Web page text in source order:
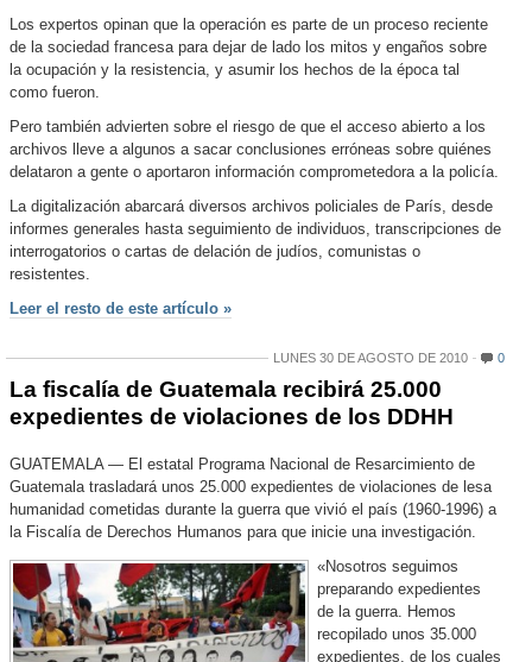
Los expertos opinan que la operación es parte de un proceso reciente
de la sociedad francesa para dejar de lado los mitos y engaños sobre
la ocupación y la resistencia, y asumir los hechos de la época tal
como fueron.
Pero también advierten sobre el riesgo de que el acceso abierto a los
archivos lleve a algunos a sacar conclusiones erróneas sobre quiénes
delataron a gente o aportaron información comprometedora a la policía.
La digitalización abarcará diversos archivos policiales de París, desde
informes generales hasta seguimiento de individuos, transcripciones de
interrogatorios o cartas de delación de judíos, comunistas o
resistentes.
Leer el resto de este artículo »
LUNES 30 DE AGOSTO DE 2010 0
La fiscalía de Guatemala recibirá 25.000
expedientes de violaciones de los DDHH
GUATEMALA — El estatal Programa Nacional de Resarcimiento de
Guatemala trasladará unos 25.000 expedientes de violaciones de lesa
humanidad cometidas durante la guerra que vivió el país (1960-1996) a
la Fiscalía de Derechos Humanos para que inicie una investigación.
«Nosotros seguimos
preparando expedientes
de la guerra. Hemos
recopilado unos 35.000
expedientes, de los cuales